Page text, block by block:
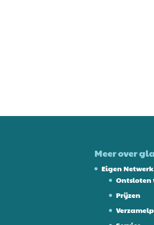
Meer over
Eigen Netwerk
Ontsloten
Prijzen